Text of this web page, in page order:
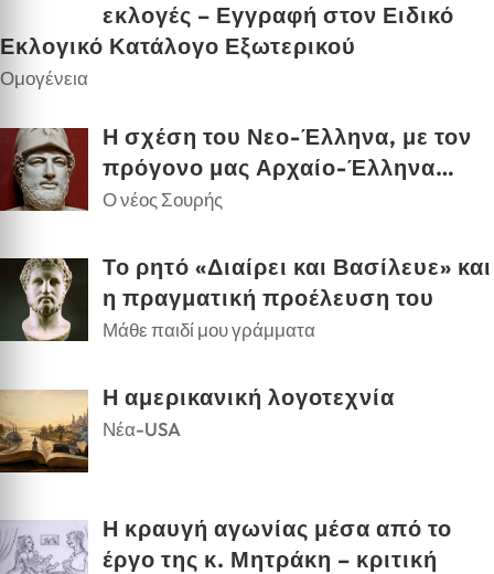
εκλογές – Εγγραφή στον Ειδικό
Εκλογικό Κατάλογο Εξωτερικού
Ομογένεια
Η σχέση του Νεο-Έλληνα, με τον
πρόγονο μας Αρχαίο-Έλληνα…
Ο νέος Σουρής
Το ρητό «Διαίρει και Βασίλευε» και
η πραγματική προέλευση του
Μάθε παιδί μου γράμματα
Η αμερικανική λογοτεχνία
Νέα-USA
Η κραυγή αγωνίας μέσα από το
έργο της κ. Μητράκη – κριτική